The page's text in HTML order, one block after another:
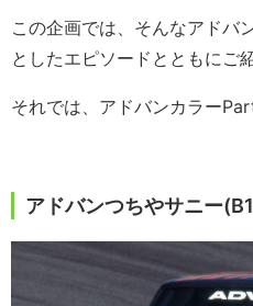
この企画では、そんなアドバ
としたエピソードとともにご
それでは、アドバンカラー
アドバンつちやサニー